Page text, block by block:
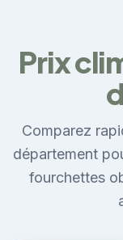
Prix
Comparez
département
fourchettes